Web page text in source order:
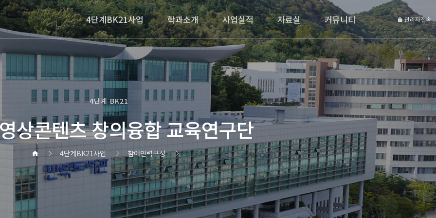
4단계BK21사업 학과소개 사업실적 자료실 커뮤니티 관리자접속
4단계 BK21
상콘텐츠 창의융합 교육연구단
4단계BK21사업 참여인력구성